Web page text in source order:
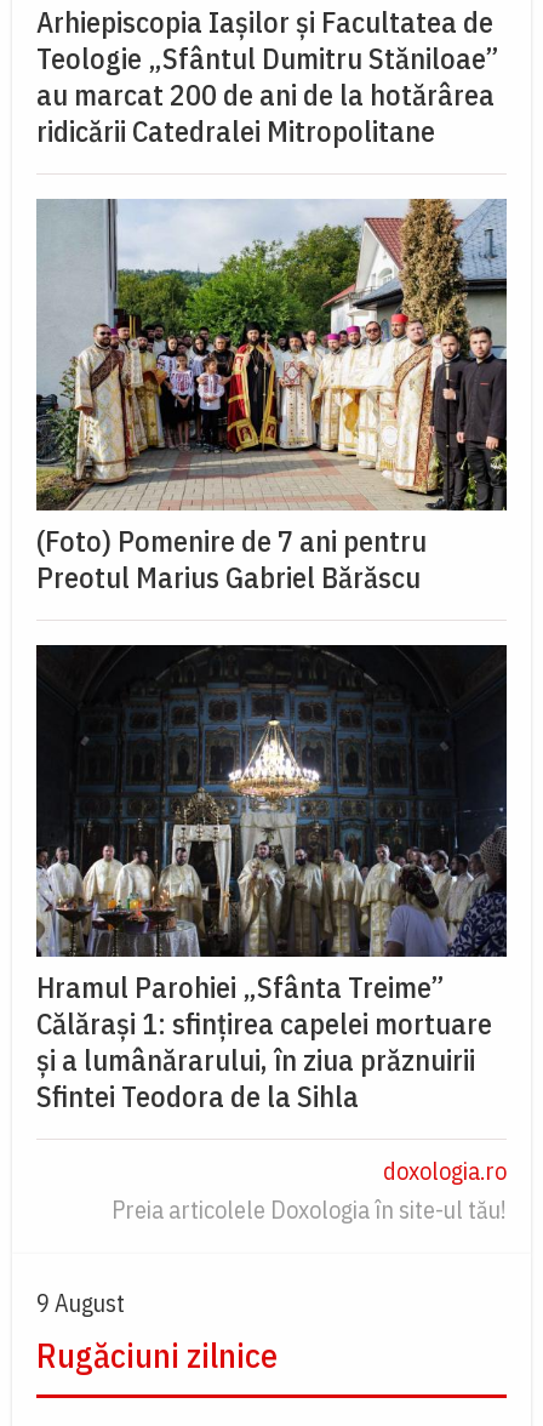
Arhiepiscopia Iașilor și Facultatea de
Teologie „Sfântul Dumitru Stăniloae”
au marcat 200 de ani de la hotărârea
ridicării Catedralei Mitropolitane
(Foto) Pomenire de 7 ani pentru
Preotul Marius Gabriel Bărăscu
Hramul Parohiei „Sfânta Treime”
Călărași 1: sfințirea capelei mortuare
și a lumânărarului, în ziua prăznuirii
Sfintei Teodora de la Sihla
doxologia.ro
Preia articolele Doxologia în site-ul tău!
9 August
Rugăciuni zilnice